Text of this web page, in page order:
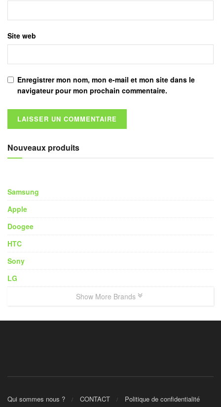
Site web
Enregistrer mon nom, mon e-mail et mon site dans le
navigateur pour mon prochain commentaire.
Nouveaux produits
Samsung
Apple
Doogee
HTC
Sony
LG
Show More Brands
Qui sommes nous ? CONTACT Politique de confidentialité